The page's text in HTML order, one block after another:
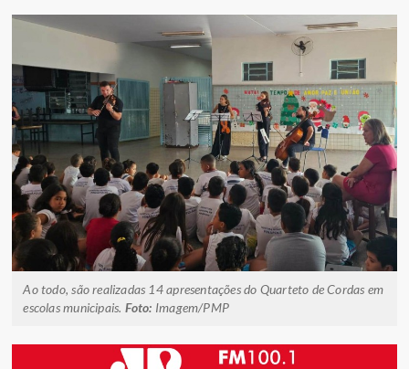
Ao todo, são realizadas 14 apresentações do Quarteto de Cordas em
escolas municipais. Foto: Imagem/PMP